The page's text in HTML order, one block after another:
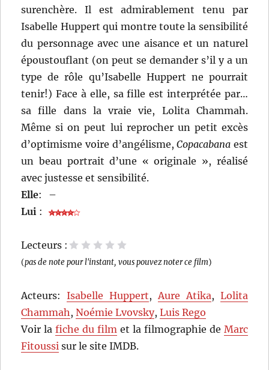
surenchère. Il est admirablement tenu par
Isabelle Huppert qui montre toute la sensibilité
du personnage avec une aisance et un naturel
époustouflant (on peut se demander s’il y a un
type de rôle qu’Isabelle Huppert ne pourrait
tenir!) Face à elle, sa fille est interprétée par…
sa fille dans la vraie vie, Lolita Chammah.
Même si on peut lui reprocher un petit excès
d’optimisme voire d’angélisme,Copacabana est
un beau portrait d’une « originale », réalisé
avec justesse et sensibilité.
Elle:
–
Lui :
Lecteurs :
5 étoiles
4 étoiles
3 étoiles
2 étoiles
1 étoile
(pas de note pour l'instant, vous pouvez noter ce film)
Acteurs:Isabelle Huppert,Aure Atika, Lolita
Chammah,Noémie Lvovsky,Luis Rego
Voir lafiche du film et la filmographie de Marc
Fitoussi sur le site IMDB.